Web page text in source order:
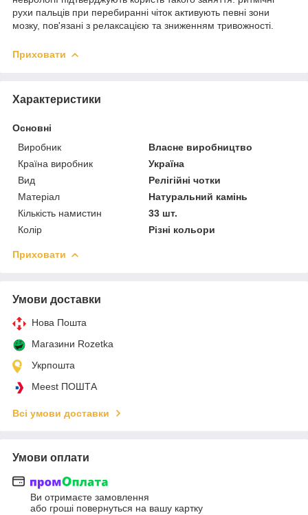
рухи пальців при перебиранні чіток активують певні зони
мозку, пов'язані з релаксацією та зниженням тривожності.
Приховати
Характеристики
Основні
Виробник
Власне виробництво
Країна виробник
Україна
Вид
Релігійні чотки
Матеріал
Натуральний камінь
Кількість намистин
33 шт.
Колір
Різні кольори
Приховати
Умови доставки
Нова Пошта
Магазини Rozetka
Укрпошта
Meest ПОШТА
Всі умови доставки
Умови оплати
Ви отримаєте замовлення
або гроші повернуться на вашу картку